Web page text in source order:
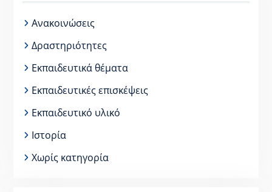
Ανακοινώσεις
Δραστηριότητες
Εκπαιδευτικά θέματα
Εκπαιδευτικές επισκέψεις
Εκπαιδευτικό υλικό
Ιστορία
Χωρίς κατηγορία